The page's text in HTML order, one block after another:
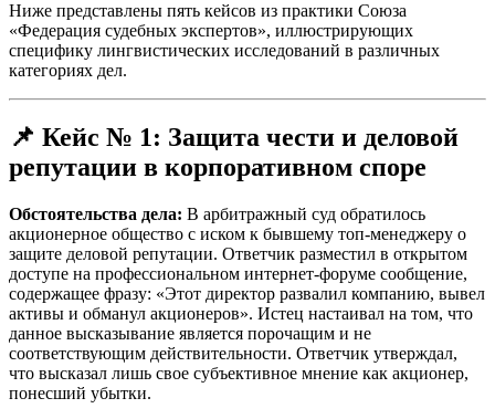
Ниже представлены пять кейсов из практики Союза
«Федерация судебных экспертов», иллюстрирующих
специфику лингвистических исследований в различных
категориях дел.
📌 Кейс № 1: Защита чести и деловой
репутации в корпоративном споре
Обстоятельства дела: В арбитражный суд обратилось
акционерное общество с иском к бывшему топ-менеджеру о
защите деловой репутации. Ответчик разместил в открытом
доступе на профессиональном интернет-форуме сообщение,
содержащее фразу: «Этот директор развалил компанию, вывел
активы и обманул акционеров». Истец настаивал на том, что
данное высказывание является порочащим и не
соответствующим действительности. Ответчик утверждал,
что высказал лишь свое субъективное мнение как акционер,
понесший убытки.